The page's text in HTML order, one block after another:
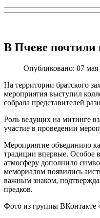
В Пчеве почтили
Опубликовано: 07 мая
На территории братского
мероприятия выступил
собрала представителей
Роль ведущих на митинге
участие в проведении
Мероприятие объединило
традиции впервые. Особое
атмосферу дополнило
мемориалом появились
важным знаком,
предков.
Фото из группы ВКонтакте